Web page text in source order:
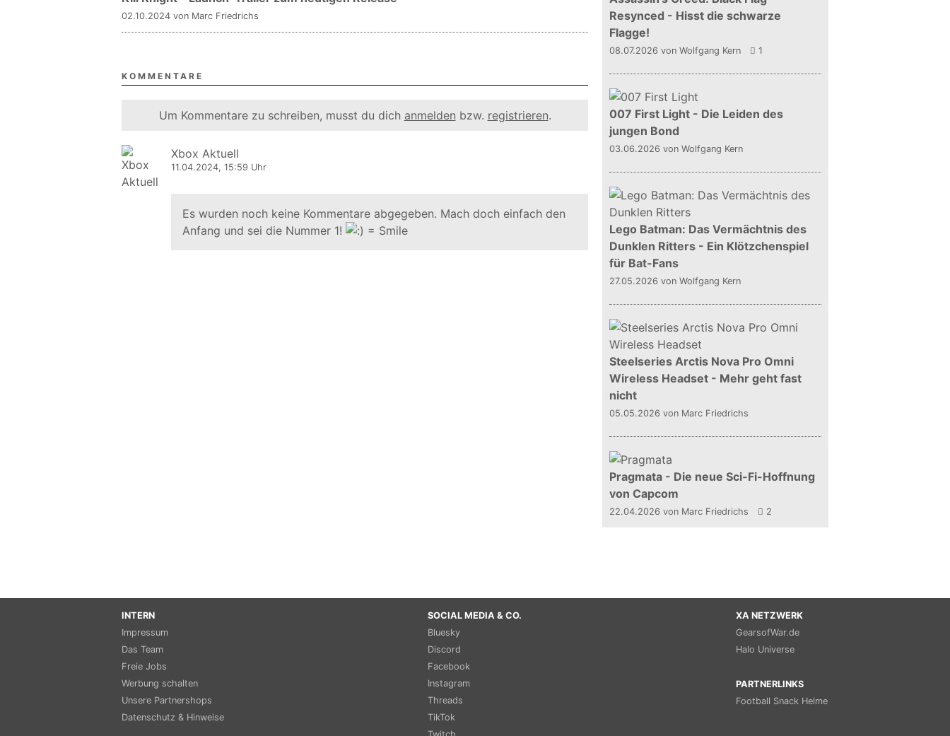
02.10.2024 von Marc Friedrichs
KOMMENTARE
Um Kommentare zu schreiben, musst du dich anmelden bzw. registrieren.
Xbox Aktuell
11.04.2024, 15:59 Uhr
Es wurden noch keine Kommentare abgegeben. Mach doch einfach den
Anfang und sei die Nummer 1!
Resynced - Hisst die schwarze
Flagge!
08.07.2026 von Wolfgang Kern 1
007 First Light - Die Leiden des
jungen Bond
03.06.2026 von Wolfgang Kern
Lego Batman: Das Vermächtnis des
Dunklen Ritters - Ein Klötzchenspiel
für Bat-Fans
27.05.2026 von Wolfgang Kern
Steelseries Arctis Nova Pro Omni
Wireless Headset - Mehr geht fast
nicht
05.05.2026 von Marc Friedrichs
Pragmata - Die neue Sci-Fi-Hoffnung
von Capcom
22.04.2026 von Marc Friedrichs 2
INTERN
Impressum
Das Team
Freie Jobs
Werbung schalten
Unsere Partnershops
Datenschutz & Hinweise
SOCIAL MEDIA & CO.
Bluesky
Discord
Facebook
Instagram
Threads
TikTok
XA NETZWERK
GearsofWar.de
Halo Universe
PARTNERLINKS
Football Snack Helme